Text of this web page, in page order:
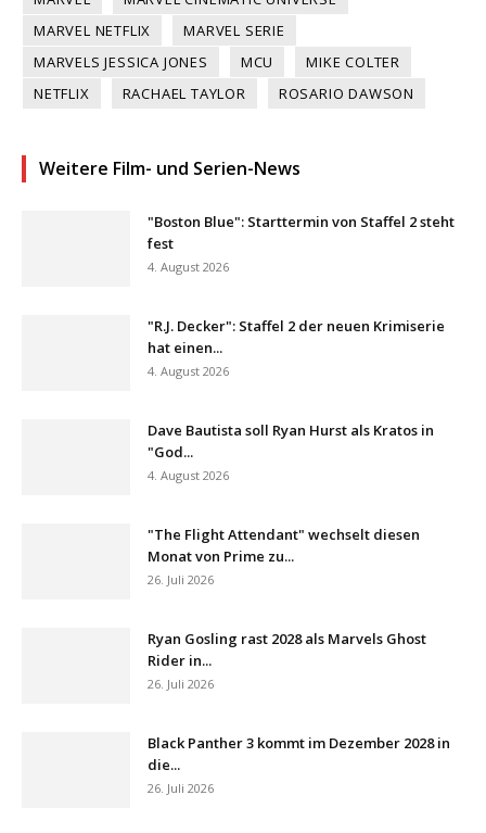
MARVEL NETFLIX
MARVEL SERIE
MARVELS JESSICA JONES
MCU
MIKE COLTER
NETFLIX
RACHAEL TAYLOR ROSARIO DAWSON
Weitere Film- und Serien-News
"Boston Blue": Starttermin von Staffel 2 steht
fest
4. August 2026
"R.J. Decker": Staffel 2 der neuen Krimiserie
hat einen...
4. August 2026
Dave Bautista soll Ryan Hurst als Kratos in
"God...
4. August 2026
"The Flight Attendant" wechselt diesen
Monat von Prime zu...
26. Juli 2026
Ryan Gosling rast 2028 als Marvels Ghost
Rider in...
26. Juli 2026
Black Panther 3 kommt im Dezember 2028 in
die...
26. Juli 2026